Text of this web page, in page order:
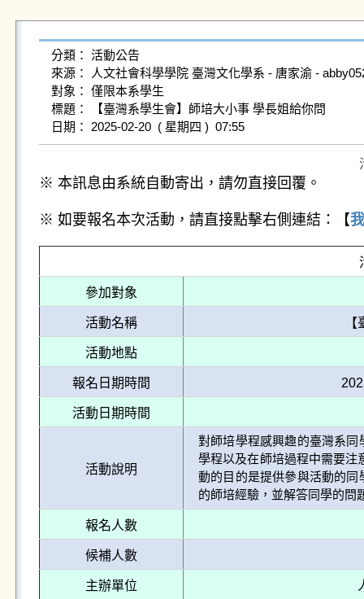
分類： 活動公告
來源： 人文社會科學學院 臺灣文化學系 - 唐家渝 -
對象： 僅限本系學生
標題： 【臺灣系學生會】師培大小事 學長姐給你問
日期： 2025-02-20  ( 星期四 )  07:55
※ 本訊息由系統自動寄出，請勿直接回覆。
※ 如要報名本次活動，請直接點擊右側連結：【
參加對象
活動名稱
活動地點
報名日期時間
活動日期時間
活動說明
對師培學程感興趣的臺灣系
學程以及在師培過程中需要注
動的目的是提供參與活動的
的師培經驗，並解答同學的問
報名人數
候補人數
主辦單位